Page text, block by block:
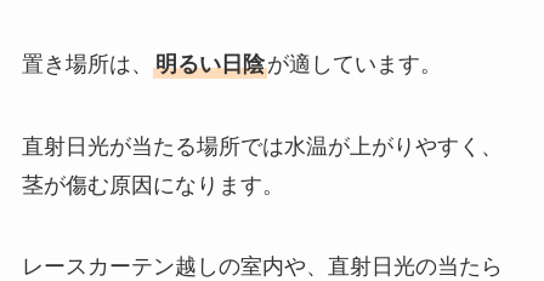
置き場所は、 明るい日陰が適しています。
直射日光が当たる場所では水温が上がりやすく、
茎が傷む原因になります。
レースカーテン越しの室内や、直射日光の当たら